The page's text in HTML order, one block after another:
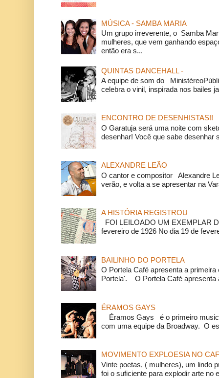
MÚSICA - SAMBA MARIA
Um grupo irreverente, o Samba
mulheres, que vem ganhando
então era s...
QUINTAS DANCEHALL -
A equipe de som do
celebra o vinil, inspirada nos bailes
ENCONTRO DE DESENHISTAS!!
O Garatuja será uma noite com
desenhar! Você que sabe desenhar
ALEXANDRE LEÃO
O cantor e compositor Alexandre
verão, e volta a se apresentar na
A HISTÓRIA REGISTROU
FOI LEILOADO UM EXEMPLAR
fevereiro de 1926 No dia 19 de
BAILINHO DO PORTELA
O Portela Café apresenta a
Portela'. O Portela Café apresenta
ÉRAMOS GAYS
Éramos Gays é o primeiro
com uma equipe da Broadway. O
MOVIMENTO EXPLOESIA NO
Vinte poetas, ( mulheres), um lindo
foi o suficiente para explodir arte no